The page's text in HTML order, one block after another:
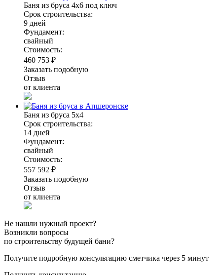
Баня из бруса 4х6 под ключ
Срок строительства:
9 дней
Фундамент:
свайный
Стоимость:
460 753 ₽
Заказать подобную
Отзыв
от клиента
Баня из бруса 5х4
Срок строительства:
14 дней
Фундамент:
свайный
Стоимость:
557 592 ₽
Заказать подобную
Отзыв
от клиента
Не нашли нужный проект?
Возникли вопросы
по строительству будущей бани?
Получите подробную консультацию сметчика через 5 минут